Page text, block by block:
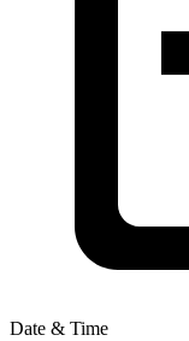
Date & Time